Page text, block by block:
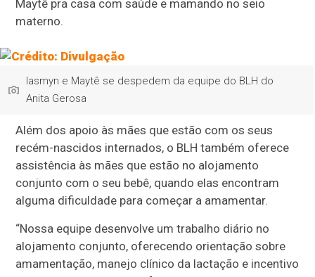
Maytê pra casa com saúde e mamando no seio
materno.
Iasmyn e Maytê se despedem da equipe do BLH do
Anita Gerosa
Além dos apoio às mães que estão com os seus
recém-nascidos internados, o BLH também oferece
assistência às mães que estão no alojamento
conjunto com o seu bebê, quando elas encontram
alguma dificuldade para começar a amamentar.
“Nossa equipe desenvolve um trabalho diário no
alojamento conjunto, oferecendo orientação sobre
amamentação, manejo clínico da lactação e incentivo